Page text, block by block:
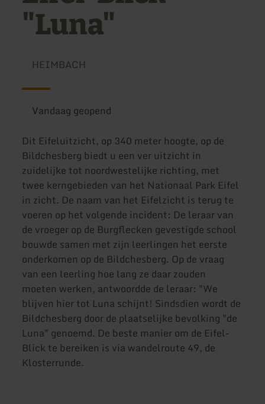
"Luna"
HEIMBACH
Vandaag geopend
Dit Eifeluitzicht, op 340 meter hoogte, op de
Bildchesberg biedt u een ver uitzicht in
zuidelijke tot noordwestelijke richting, met
twee kerngebieden van het Nationaal Park Eifel
in zicht. De naam van het Eifelzicht is terug te
voeren op het volgende incident: De leraar van
de vroeger op de Burgflecken gevestigde school
bouwde samen met zijn leerlingen het eerste
onderkomen op de Bildchesberg. Op de vraag
van een leerling hoe lang ze daar zouden
moeten werken, antwoordde de leraar: "We
blijven hier tot Luna schijnt! Sindsdien wordt de
Bildchesberg door de plaatselijke bevolking "de
Luna" genoemd. De beste manier om de Eifel-
Blick te bereiken is via wandelroute 49, de
Klosterrunde.